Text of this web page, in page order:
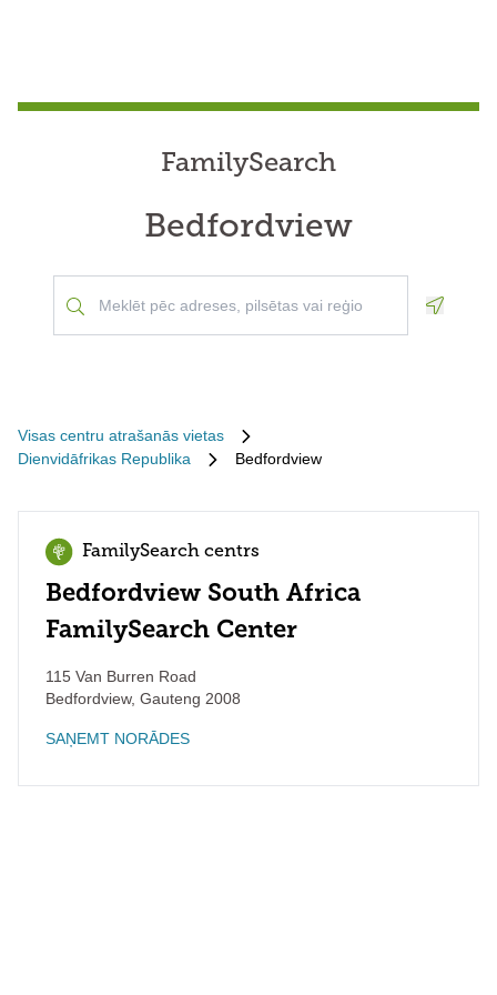
FamilySearch
Bedfordview
Visas centru atrašanās vietas
Dienvidāfrikas Republika
Bedfordview
FamilySearch centrs
Bedfordview South Africa
FamilySearch Center
115 Van Burren Road
Bedfordview, Gauteng 2008
SAŅEMT NORĀDES